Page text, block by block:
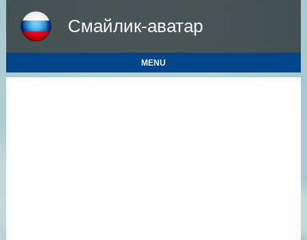
Смайлик-аватар
MENU